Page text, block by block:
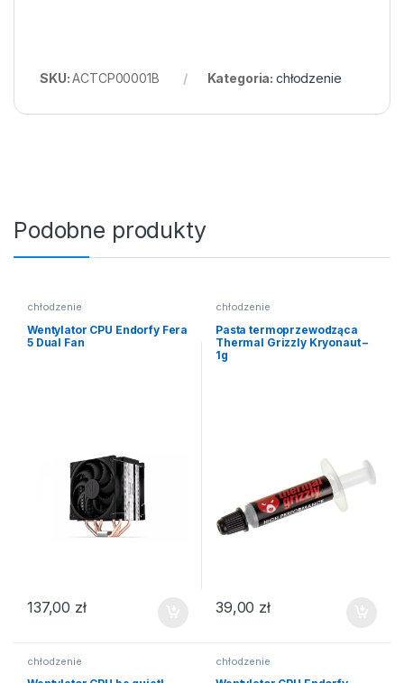
SKU:ACTCP00001B Kategoria: chłodzenie
Podobne produkty
chłodzenie
Wentylator CPU Endorfy Fera
5 Dual Fan
137,00 zł
chłodzenie
Pasta termoprzewodząca
Thermal Grizzly Kryonaut –
1g
39,00 zł
chłodzenie chłodzenie